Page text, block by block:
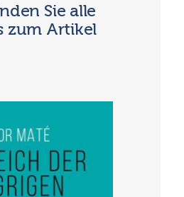
Sie alle
zum Artikel